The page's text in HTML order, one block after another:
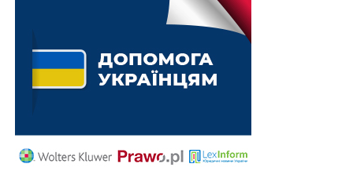
МОН
По 4 000 грн протягом чотирьох місяців –
грошова допомога особам з інвалідністю
Співробітництво з рф та рб в галузі трудової
міграції буде зупинено